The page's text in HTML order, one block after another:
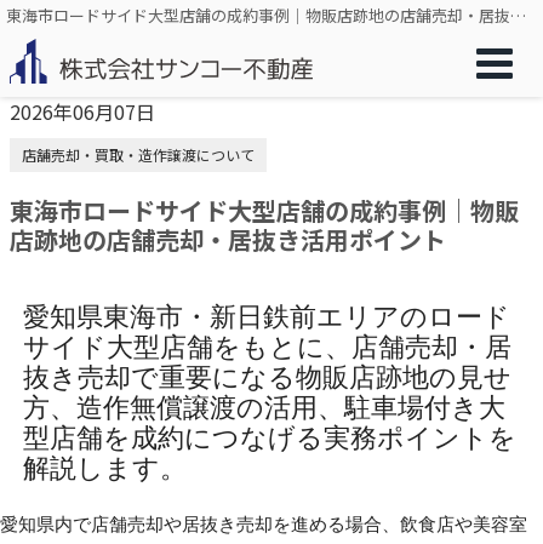
東海市ロードサイド大型店舗の成約事例｜物販店跡地の店舗売却・居抜き活用ポイント
2026年06月07日
店舗売却・買取・造作譲渡について
東海市ロードサイド大型店舗の成約事例｜物販
店跡地の店舗売却・居抜き活用ポイント
愛知県東海市・新日鉄前エリアのロード
サイド大型店舗をもとに、店舗売却・居
抜き売却で重要になる物販店跡地の見せ
方、造作無償譲渡の活用、駐車場付き大
型店舗を成約につなげる実務ポイントを
解説します。
愛知県内で店舗売却や居抜き売却を進める場合、飲食店や美容室